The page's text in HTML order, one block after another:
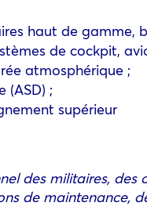
haut de gamme,
de cockpit,
atmosphérique ;
(ASD) ;
supérieur
des militaires, des
de maintenance,